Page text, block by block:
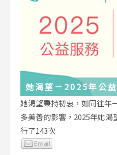
她渴望－2025年公
她渴望秉持初衷，如同往年
多美善的影響，2025年她
行了143次